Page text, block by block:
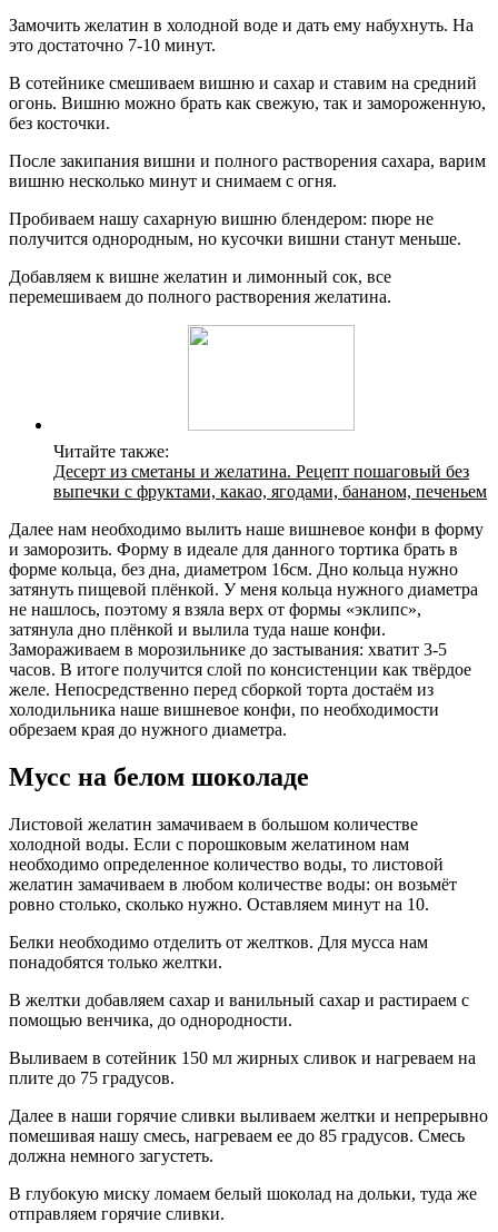
Замочить желатин в холодной воде и дать ему набухнуть. На
это достаточно 7-10 минут.
В сотейнике смешиваем вишню и сахар и ставим на средний
огонь. Вишню можно брать как свежую, так и замороженную,
без косточки.
После закипания вишни и полного растворения сахара, варим
вишню несколько минут и снимаем с огня.
Пробиваем нашу сахарную вишню блендером: пюре не
получится однородным, но кусочки вишни станут меньше.
Добавляем к вишне желатин и лимонный сок, все
перемешиваем до полного растворения желатина.
Читайте также:
Десерт из сметаны и желатина. Рецепт пошаговый без
выпечки с фруктами, какао, ягодами, бананом, печеньем
Далее нам необходимо вылить наше вишневое конфи в форму
и заморозить. Форму в идеале для данного тортика брать в
форме кольца, без дна, диаметром 16см. Дно кольца нужно
затянуть пищевой плёнкой. У меня кольца нужного диаметра
не нашлось, поэтому я взяла верх от формы «эклипс»,
затянула дно плёнкой и вылила туда наше конфи.
Замораживаем в морозильнике до застывания: хватит 3-5
часов. В итоге получится слой по консистенции как твёрдое
желе. Непосредственно перед сборкой торта достаём из
холодильника наше вишневое конфи, по необходимости
обрезаем края до нужного диаметра.
Мусс на белом шоколаде
Листовой желатин замачиваем в большом количестве
холодной воды. Если с порошковым желатином нам
необходимо определенное количество воды, то листовой
желатин замачиваем в любом количестве воды: он возьмёт
ровно столько, сколько нужно. Оставляем минут на 10.
Белки необходимо отделить от желтков. Для мусса нам
понадобятся только желтки.
В желтки добавляем сахар и ванильный сахар и растираем с
помощью венчика, до однородности.
Выливаем в сотейник 150 мл жирных сливок и нагреваем на
плите до 75 градусов.
Далее в наши горячие сливки выливаем желтки и непрерывно
помешивая нашу смесь, нагреваем ее до 85 градусов. Смесь
должна немного загустеть.
В глубокую миску ломаем белый шоколад на дольки, туда же
отправляем горячие сливки.